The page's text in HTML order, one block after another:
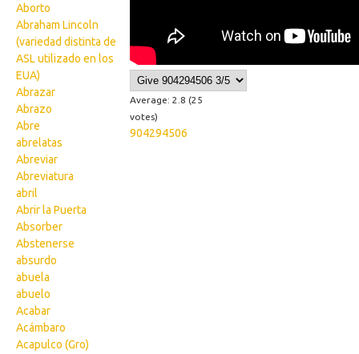
Aborto
Abraham Lincoln
(variedad distinta de
ASL utilizado en los
EUA)
Abrazar
Abrazo
Abre
abrelatas
Abreviar
Abreviatura
abril
Abrir la Puerta
Absorber
Abstenerse
absurdo
abuela
abuelo
Acabar
Acámbaro
Acapulco (Gro)
Average: 2.8 (25
votes)
904294506